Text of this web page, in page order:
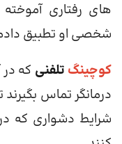
های رفتاری
شخصی او تطبیق
کوچینگ تلفنی که
درمانگر تماس بگیرند
شرایط دشواری که